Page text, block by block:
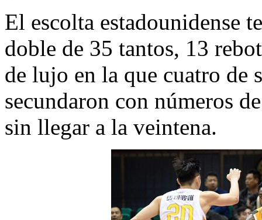
El escolta estadounidense
doble de 35 tantos, 13
de lujo en la que cuatro de
secundaron con números
sin llegar a la veintena.